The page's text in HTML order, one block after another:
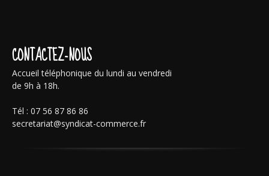
CONTACTEZ-NOUS
Accueil téléphonique du lundi au vendredi
de 9h à 18h.
Tél : 07 56 87 86 86
secretariat@syndicat-commerce.fr